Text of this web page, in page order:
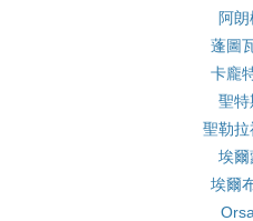
阿朗
蓬圖
卡龐
聖特
聖勒拉
埃爾
埃爾